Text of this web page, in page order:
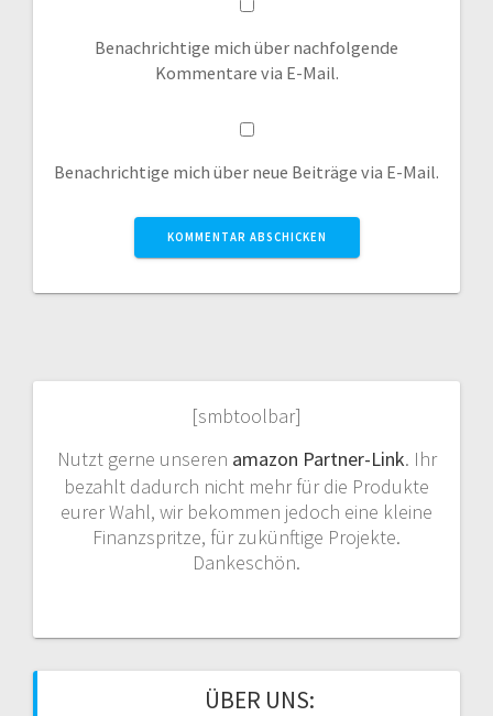
Benachrichtige mich über nachfolgende
Kommentare via E-Mail.
Benachrichtige mich über neue Beiträge via E-Mail.
[smbtoolbar]
Nutzt gerne unseren amazon Partner-Link. Ihr
bezahlt dadurch nicht mehr für die Produkte
eurer Wahl, wir bekommen jedoch eine kleine
Finanzspritze, für zukünftige Projekte.
Dankeschön.
ÜBER UNS: